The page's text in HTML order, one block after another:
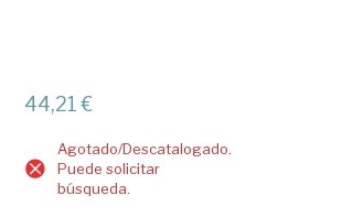
44,21 €
Agotado/Descatalogado.
Puede solicitar
búsqueda.